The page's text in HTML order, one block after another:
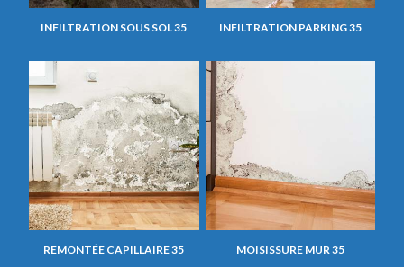
INFILTRATION SOUS SOL 35 INFILTRATION PARKING 35
REMONTÉE CAPILLAIRE 35 MOISISSURE MUR 35